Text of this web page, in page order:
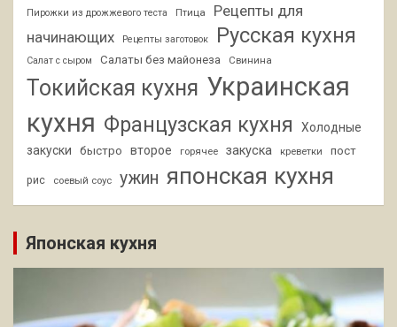
Пирожки из дрожжевого теста Птица
Рецепты для
начинающих
Рецепты заготовок Русская кухня
Салат с сыром Салаты без майонеза Свинина
Токийская кухня Украинская
кухня Французская кухня
Холодные
закуски
быстро второе горячее закуска креветки пост
рис соевый соус ужин японская кухня
Японская кухня